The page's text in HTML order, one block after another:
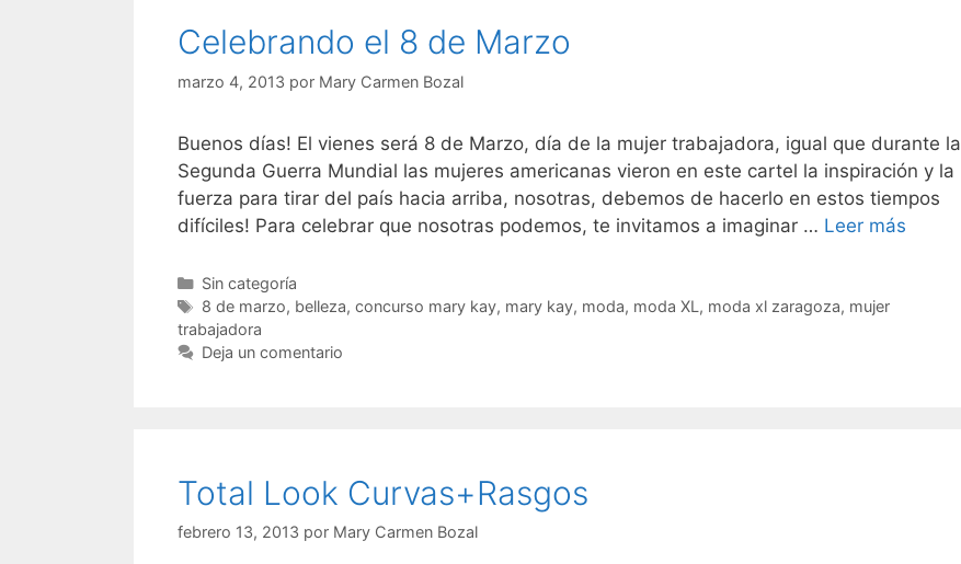
Celebrando el 8 de Marzo
marzo 4, 2013 por Mary Carmen Bozal
Buenos días! El vienes será 8 de Marzo, día de la mujer trabajadora, igual que durante la
Segunda Guerra Mundial las mujeres americanas vieron en este cartel la inspiración y la
fuerza para tirar del país hacia arriba, nosotras, debemos de hacerlo en estos tiempos
difíciles! Para celebrar que nosotras podemos, te invitamos a imaginar … Leer más
Categorías
Sin categoría
Etiquetas
8 de marzo, belleza, concurso mary kay, mary kay, moda, moda XL , moda xl zaragoza, mujer
trabajadora
Deja un comentario
Total Look Curvas+Rasgos
febrero 13, 2013 por Mary Carmen Bozal